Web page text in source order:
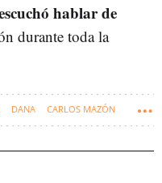
hablar de
durante toda la
DANA CARLOS MAZÓN